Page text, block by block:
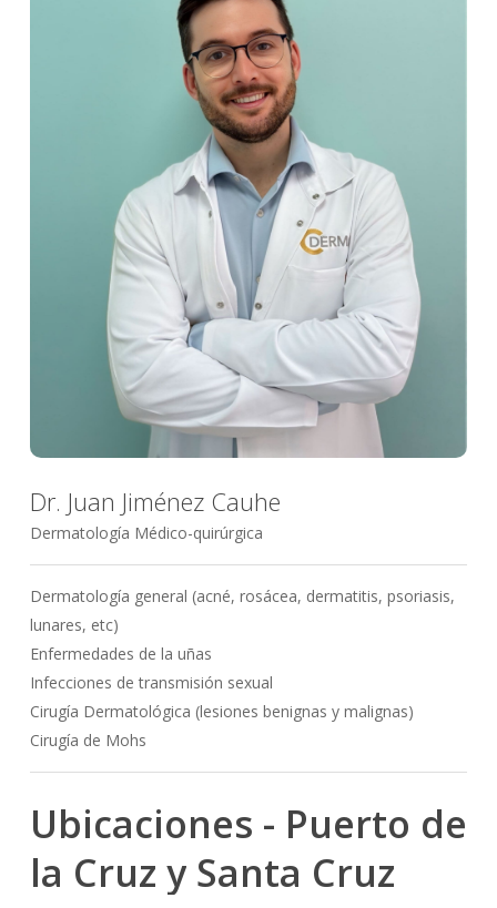
Dr. Juan Jiménez Cauhe
Dermatología Médico-quirúrgica
Dermatología general (acné, rosácea, dermatitis, psoriasis,
lunares, etc)
Enfermedades de la uñas
Infecciones de transmisión sexual
Cirugía Dermatológica (lesiones benignas y malignas)
Cirugía de Mohs
Ubicaciones - Puerto de
la Cruz y Santa Cruz